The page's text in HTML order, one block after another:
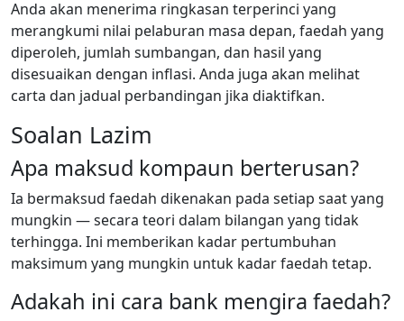
Anda akan menerima ringkasan terperinci yang
merangkumi nilai pelaburan masa depan, faedah yang
diperoleh, jumlah sumbangan, dan hasil yang
disesuaikan dengan inflasi. Anda juga akan melihat
carta dan jadual perbandingan jika diaktifkan.
Soalan Lazim
Apa maksud kompaun berterusan?
Ia bermaksud faedah dikenakan pada setiap saat yang
mungkin — secara teori dalam bilangan yang tidak
terhingga. Ini memberikan kadar pertumbuhan
maksimum yang mungkin untuk kadar faedah tetap.
Adakah ini cara bank mengira faedah?